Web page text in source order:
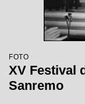
FOTO
XV Festival
Sanremo